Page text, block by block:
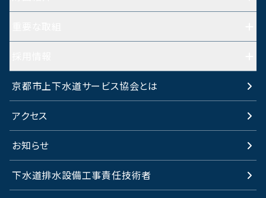
下水道接続・排水設備
研修・講習会
水道料金などに関すること
組織図
沿革
財務情報
京都市との防災協定、緊急時の対応
SDGsの取組
京（きょう）から広げるゼロの輪
採用情報TOP
働く環境
京都市上下水道サービス協会とは
アクセス
お知らせ
下水道排水設備工事責任技術者